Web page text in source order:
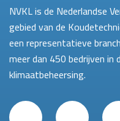
NVKL is de Nederlandse
gebied van de
een representatieve
meer dan 450 bedrijven
klimaatbeheersing.